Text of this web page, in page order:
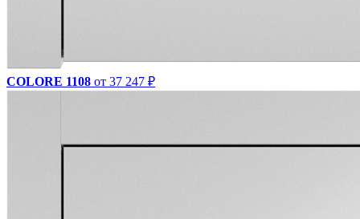
COLORE 1108 от 37 247 ₽